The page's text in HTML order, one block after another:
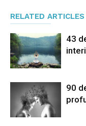
RELATED ARTICLES
43
90